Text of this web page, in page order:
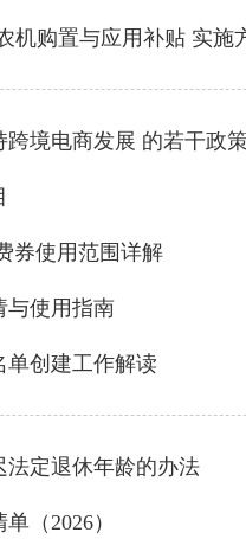
机购置与应用补贴 实
跨境电商发展 的若干政
券使用范围详解
与使用指南
单创建工作解读
法定退休年龄的办法
（2026）